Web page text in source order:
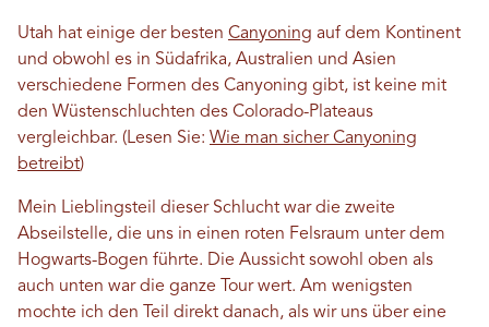
Utah hat einige der besten Canyoning auf dem Kontinent
und obwohl es in Südafrika, Australien und Asien
verschiedene Formen des Canyoning gibt, ist keine mit
den Wüstenschluchten des Colorado-Plateaus
vergleichbar. (Lesen Sie: Wie man sicher Canyoning
betreibt)
Mein Lieblingsteil dieser Schlucht war die zweite
Abseilstelle, die uns in einen roten Felsraum unter dem
Hogwarts-Bogen führte. Die Aussicht sowohl oben als
auch unten war die ganze Tour wert. Am wenigsten
mochte ich den Teil direkt danach, als wir uns über eine